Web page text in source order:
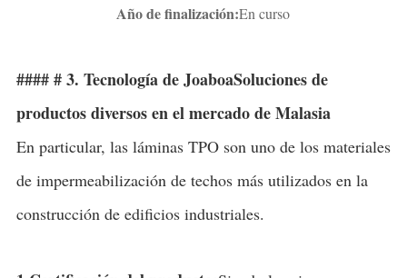
Año de finalización:En curso
#### # 3. Tecnología de JoaboaSoluciones de
productos diversos en el mercado de Malasia
En particular, las láminas TPO son uno de los materiales
de impermeabilización de techos más utilizados en la
construcción de edificios industriales.